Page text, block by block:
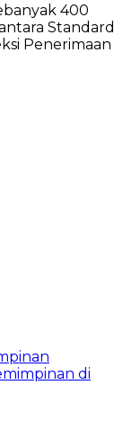
400
Standard
Penerimaan
di